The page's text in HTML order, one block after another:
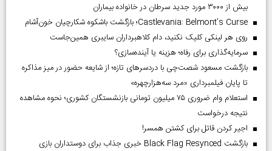
بیش از ۳۰۰۰ مورد جدید سرطان در خانواده بیماران
Castlevania: Belmont’s Curse؛ بازگشت باشکوه شکارچیان خون‌آشام
روی هر لینکی کلیک نکنید، دام کلاهبرداران سایبری همین‌جاست
سرمایه‌گذاری برای رفاه؛ هزینه یا آینده‌سازی؟
بازگشت مسعود شصت‌چی با دردسر‌های تازه؛ از شایعه حضور در میز مذاکره
تا پایان فیلمبرداری «مرد سه‌هزارچهره»
استعلام وام ضروری ۷۵ میلیون تومانی بازنشستگان کشوری؛ نحوه مشاهده
نتیجه درخواست
اجیر کردن قاتل برای کشتن همسر!
بازگشت Black Flag Resynced خبری جذاب برای دوستداران بازی